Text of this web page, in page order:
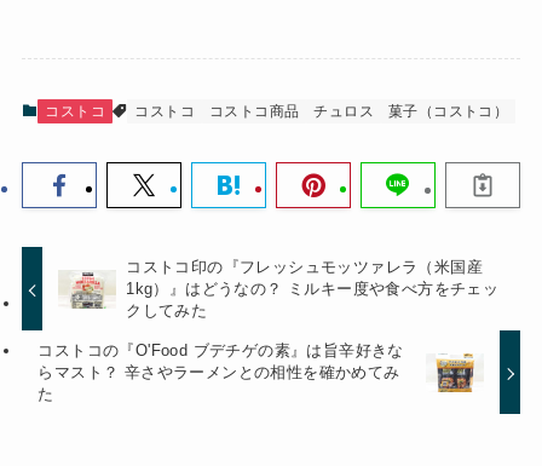
コストコ コストコ コストコ商品 チュロス 菓子（コストコ）
コストコ印の『フレッシュモッツァレラ（米国産
1kg）』はどうなの？ ミルキー度や食べ方をチェッ
クしてみた
コストコの『O'Food ブデチゲの素』は旨辛好きな
らマスト？ 辛さやラーメンとの相性を確かめてみ
た